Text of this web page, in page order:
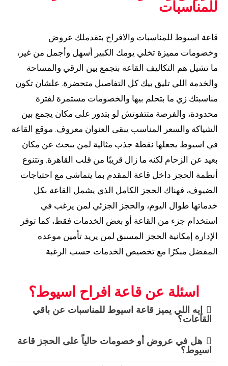
للمناسبات
قاعة اسيوط للمناسبات والافراح بتقدملك عروض
وخصومات مميزة تخلي يومك الكبير أسهل وأجمل من غير،
ما تشيل هم التكاليف القاعة بتجمع بين الرقي والمساحة
والخدمة اللي تليق بيك كل التفاصيل متحضرة. علشان تكون
مناسبتك زي ما بتحلم بيها والخصومات مستمرة لفترة
محدودة، والفرصة متتفوتش لو بتدور على مكان يجمع بين
الشياكة والسعر المناسب يبقى العنوان معروف. موقع القاعة
في اسيوط يجعلها نقطة جذب مثالية لمن يبحث عن مكان
بعيد عن الزحام لكنه ما زال قريبًا من قلب القاهرة. وتتنوع
أنظمة الحجز داخل قاعة المقدم بما يتماشى مع احتياجات
الضيوف، فهناك الحجز الكامل الذي يشمل القاعة بكل
خدماتها طوال اليوم، والحجز الجزئي لمن يرغب في
استخدام جزء من القاعة أو بعض الخدمات فقط، كما توفر
الإدارة إمكانية الحجز المسبق لمن يريد تأمين موعده
المفضل مبكرًا مع تخصيص الخدمات حسب الرغبة.
اسئلة عن قاعة افراح اسيوط؟
إيه اللي يميز قاعة اسيوط للمناسبات عن باقي
القاعات؟
هل في عروض أو خصومات حالياً على الحجز قاعة
اسيوط؟